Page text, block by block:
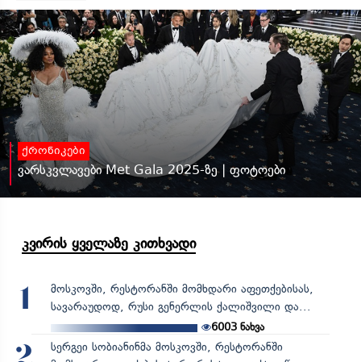
ქრონიკები
ვარსკვლავები Met Gala 2025-ზე | ფოტოები
კვირის ყველაზე კითხვადი
1
მოსკოვში, რესტორანში მომხდარი აფეთქებისას,
სავარაუდოდ, რუსი გენერლის ქალიშვილი და...
6003 ნახვა
სერგეი სობიანინმა მოსკოვში, რესტორანში